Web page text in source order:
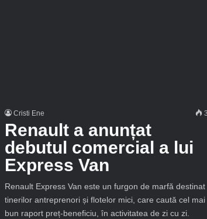
Cristi Ene
Renault a anunțat
debutul comercial a lui
Express Van
Renault Express Van este un furgon de marfă destinat
tinerilor antreprenori și flotelor mici, care caută cel mai
bun raport preț-beneficiu, în activitatea de zi cu zi.